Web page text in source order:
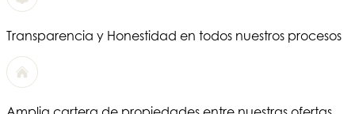
Transparencia y Honestidad en todos nuestros procesos